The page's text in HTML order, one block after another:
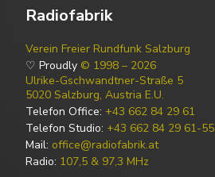
Radiofabrik
Verein Freier Rundfunk Salzburg
♡ Proudly © 1998 – 2026
Ulrike-Gschwandtner-Straße 5
5020 Salzburg, Austria E.U.
Telefon Office: +43 662 84 29 61
Telefon Studio: +43 662 84 29 61-55
Mail: office@radiofabrik.at
Radio: 107,5 & 97,3 MHz